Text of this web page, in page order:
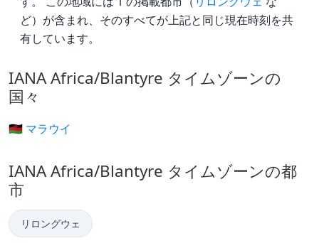
ど）が含まれ、そのすべてが上記と同じ現在時刻を共
有しています。
IANA Africa/Blantyre タイムゾーンの
国々
🇲🇼 マラウイ
IANA Africa/Blantyre タイムゾーンの都
市
リロングウェ